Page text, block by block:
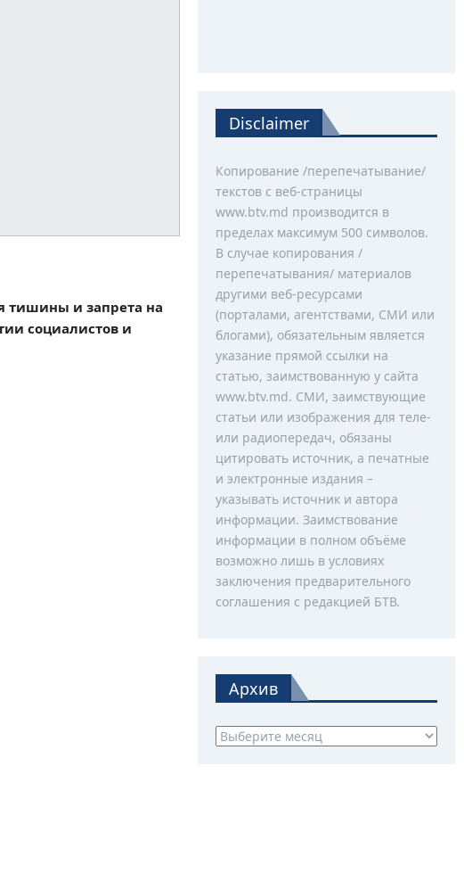
тишины и запрета на
социалистов и
Disclaimer
Копирование /перепечатывание/
текстов с веб-страницы
www.btv.md производится в
пределах максимум 500 символов.
В случае копирования /
перепечатывания/ материалов
другими веб-ресурсами
(порталами, агентствами, СМИ или
блогами), обязательным является
указание прямой ссылки на
статью, заимствованную у сайта
www.btv.md. СМИ, заимствующие
статьи или изображения для теле-
или радиопередач, обязаны
цитировать источник, а печатные
и электронные издания –
указывать источник и автора
информации. Заимствование
информации в полном объёме
возможно лишь в условиях
заключения предварительного
соглашения с редакцией БТВ.
Архив
Архив